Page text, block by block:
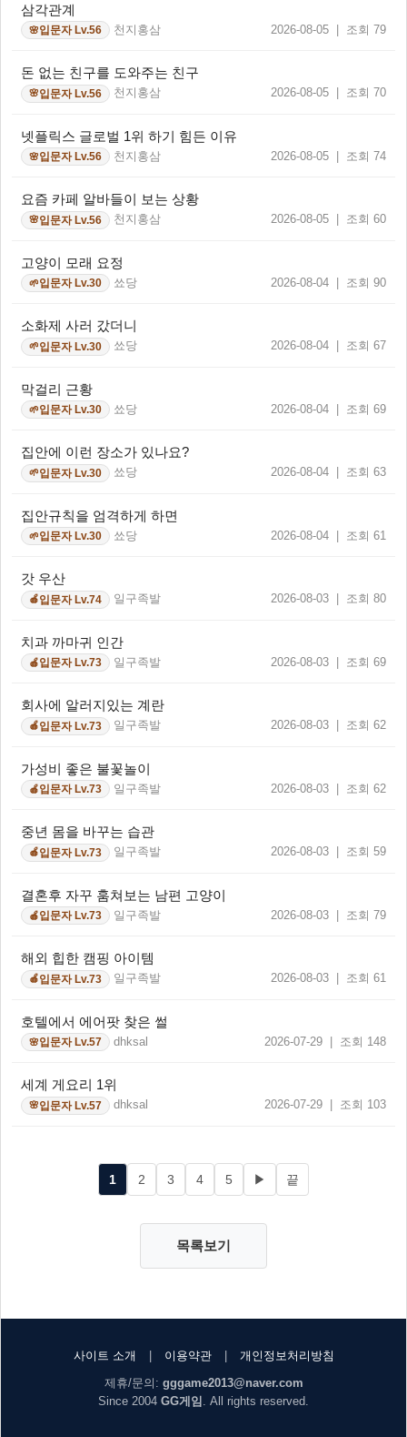
삼각관계
🌸입문자 Lv.56 천지홍삼 2026-08-05 | 조회 79
돈 없는 친구를 도와주는 친구
🌸입문자 Lv.56 천지홍삼 2026-08-05 | 조회 70
넷플릭스 글로벌 1위 하기 힘든 이유
🌸입문자 Lv.56 천지홍삼 2026-08-05 | 조회 74
요즘 카페 알바들이 보는 상황
🌸입문자 Lv.56 천지홍삼 2026-08-05 | 조회 60
고양이 모래 요정
🌱입문자 Lv.30 쑈당 2026-08-04 | 조회 90
소화제 사러 갔더니
🌱입문자 Lv.30 쑈당 2026-08-04 | 조회 67
막걸리 근황
🌱입문자 Lv.30 쑈당 2026-08-04 | 조회 69
집안에 이런 장소가 있나요?
🌱입문자 Lv.30 쑈당 2026-08-04 | 조회 63
집안규칙을 엄격하게 하면
🌱입문자 Lv.30 쑈당 2026-08-04 | 조회 61
갓 우산
🍎입문자 Lv.74 일구족발 2026-08-03 | 조회 80
치과 까마귀 인간
🍎입문자 Lv.73 일구족발 2026-08-03 | 조회 69
회사에 알러지있는 계란
🍎입문자 Lv.73 일구족발 2026-08-03 | 조회 62
가성비 좋은 불꽃놀이
🍎입문자 Lv.73 일구족발 2026-08-03 | 조회 62
중년 몸을 바꾸는 습관
🍎입문자 Lv.73 일구족발 2026-08-03 | 조회 59
결혼후 자꾸 훔쳐보는 남편 고양이
🍎입문자 Lv.73 일구족발 2026-08-03 | 조회 79
해외 힙한 캠핑 아이템
🍎입문자 Lv.73 일구족발 2026-08-03 | 조회 61
호텔에서 에어팟 찾은 썰
🌸입문자 Lv.57 dhksal 2026-07-29 | 조회 148
세계 게요리 1위
🌸입문자 Lv.57 dhksal 2026-07-29 | 조회 103
1 2 3 4 5 ▶ 끝
목록보기
사이트 소개 | 이용약관 |
개인정보처리방침
제휴/문의: gggame2013@naver.com
Since 2004 GG게임 . All rights reserved.